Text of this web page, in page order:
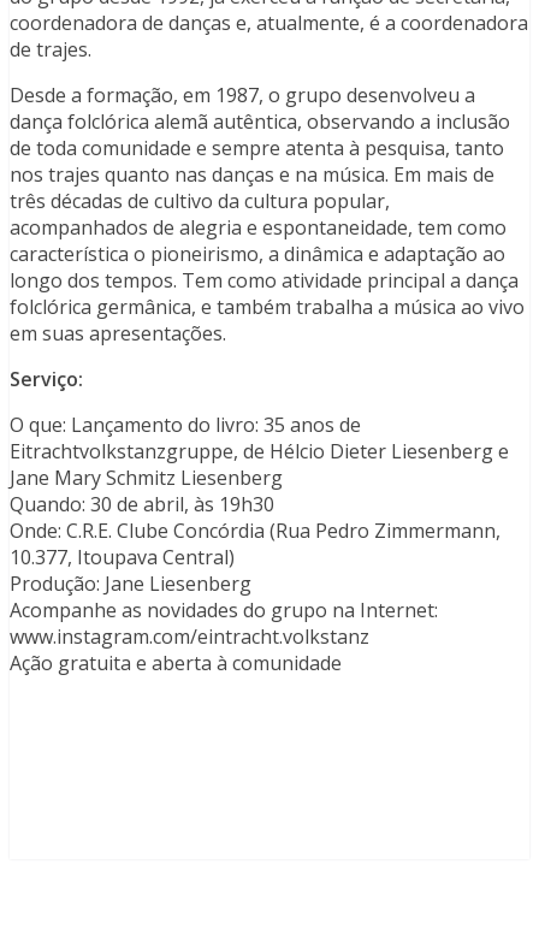
coordenadora de danças e, atualmente, é a coordenadora
de trajes.
Desde a formação, em 1987, o grupo desenvolveu a
dança folclórica alemã autêntica, observando a inclusão
de toda comunidade e sempre atenta à pesquisa, tanto
nos trajes quanto nas danças e na música. Em mais de
três décadas de cultivo da cultura popular,
acompanhados de alegria e espontaneidade, tem como
característica o pioneirismo, a dinâmica e adaptação ao
longo dos tempos. Tem como atividade principal a dança
folclórica germânica, e também trabalha a música ao vivo
em suas apresentações.
Serviço:
O que: Lançamento do livro: 35 anos de
Eitrachtvolkstanzgruppe, de Hélcio Dieter Liesenberg e
Jane Mary Schmitz Liesenberg
Quando: 30 de abril, às 19h30
Onde: C.R.E. Clube Concórdia (Rua Pedro Zimmermann,
10.377, Itoupava Central)
Produção: Jane Liesenberg
Acompanhe as novidades do grupo na Internet:
www.instagram.com/eintracht.volkstanz
Ação gratuita e aberta à comunidade